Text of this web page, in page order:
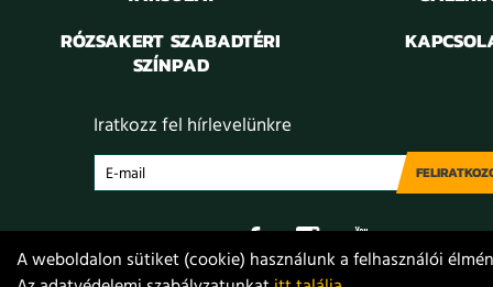
RÓZSAKERT SZABADTÉRI
SZÍNPAD
Iratkozz fel hírlevelünkre
A weboldalon sütiket (cookie) használunk a felhasználói